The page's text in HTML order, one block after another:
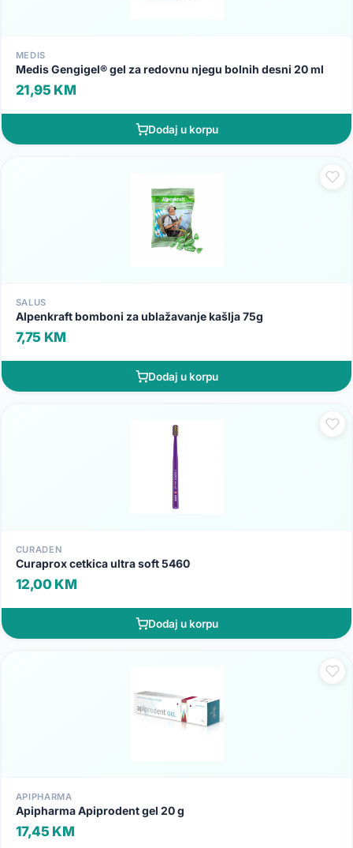
MEDIS
Medis Gengigel® gel za redovnu njegu bolnih desni 20 ml
21,95 KM
Dodaj u korpu
SALUS
Alpenkraft bomboni za ublažavanje kašlja 75g
7,75 KM
Dodaj u korpu
CURADEN
Curaprox cetkica ultra soft 5460
12,00 KM
Dodaj u korpu
APIPHARMA
Apipharma Apiprodent gel 20 g
17,45 KM